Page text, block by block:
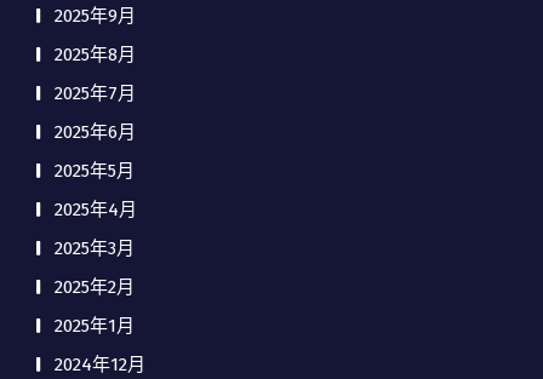
2025年9月
2025年8月
2025年7月
2025年6月
2025年5月
2025年4月
2025年3月
2025年2月
2025年1月
2024年12月